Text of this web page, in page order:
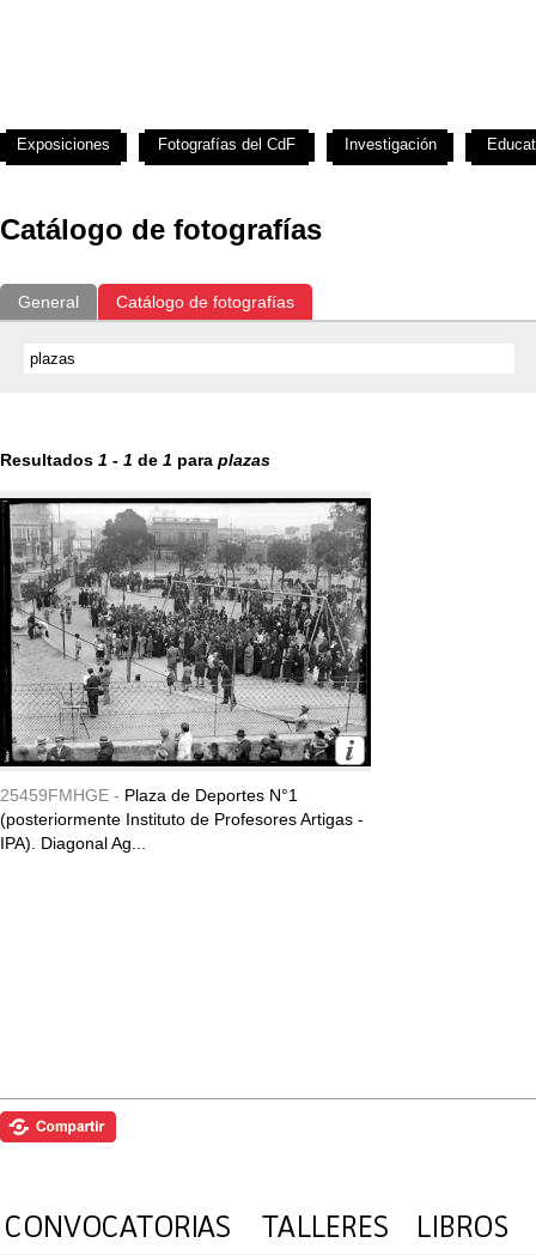
Catálogo de fotografías
General Catálogo de fotografías
Resultados 1 - 1 de 1 para plazas
25459FMHGE - Plaza de Deportes N°1
(posteriormente Instituto de Profesores Artigas -
IPA). Diagonal Ag...
Exposiciones Fotografías del CdF Investigación